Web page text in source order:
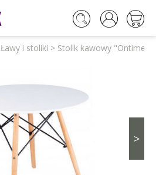
Ławy i stoliki > Stolik kawowy "Ontime" -
>
  